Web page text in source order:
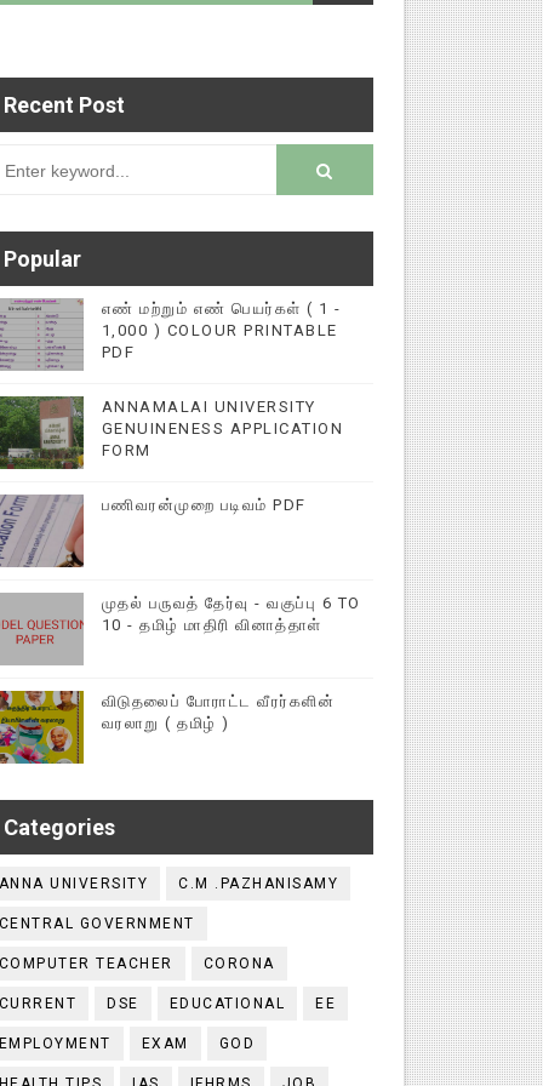
மின்னல் கல்விச் செய்தி இணையதளத்தில்
Recent Post
Popular
எண் மற்றும் எண் பெயர்கள் ( 1 -
1,000 ) COLOUR PRINTABLE
PDF
ANNAMALAI UNIVERSITY
GENUINENESS APPLICATION
FORM
பணிவரன்முறை படிவம் PDF
முதல் பருவத் தேர்வு - வகுப்பு 6 TO
10 - தமிழ் மாதிரி வினாத்தாள்
விடுதலைப் போராட்ட வீரர்களின்
வரலாறு ( தமிழ் )
Categories
ANNA UNIVERSITY C.M .PAZHANISAMY
CENTRAL GOVERNMENT
COMPUTER TEACHER CORONA
CURRENT DSE EDUCATIONAL EE
EMPLOYMENT EXAM GOD